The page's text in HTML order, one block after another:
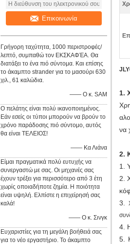
Επικοινωνία
Γρήγορη ταχύτητα, 1000 περιστροφές/
λεπτό, συμπαθώ τον ΕΚΣΚΑΦΈΑ. Θα
διατάξει το ένα πιό σύντομα. Και επίσης
το άκαμπτο strander για το μασούρι 630
χιλ., 61 καλώδια.
—— Ο κ. SAM
Ο πελάτης είναι πολύ ικανοποιημένος.
Εάν εσείς οι τύποι μπορούν να βρούν το
χρόνο παράδοσης πιό σύντομο, αυτός
θα είναι ΤΕΛΕΙΟΣ!
—— Κα Λιάνα
Είμαι πραγματικά πολύ ευτυχής να
συνεργαστώ με σας. Οι μηχανές σας
έχουν τρέξει για περισσότερο από 3 έτη
χωρίς οποιαδήποτε ζημία. Η ποιότητα
είναι υψηλή. Ελπίστε η επιχείρησή σας
καλά!
—— Ο κ. Σινγκ
Ευχαριστίες για τη μεγάλη βοήθειά σας
για το νέο εργαστήριο. Το άκαμπτο
1.
να
2.
1.
2.
3.
4.
5.